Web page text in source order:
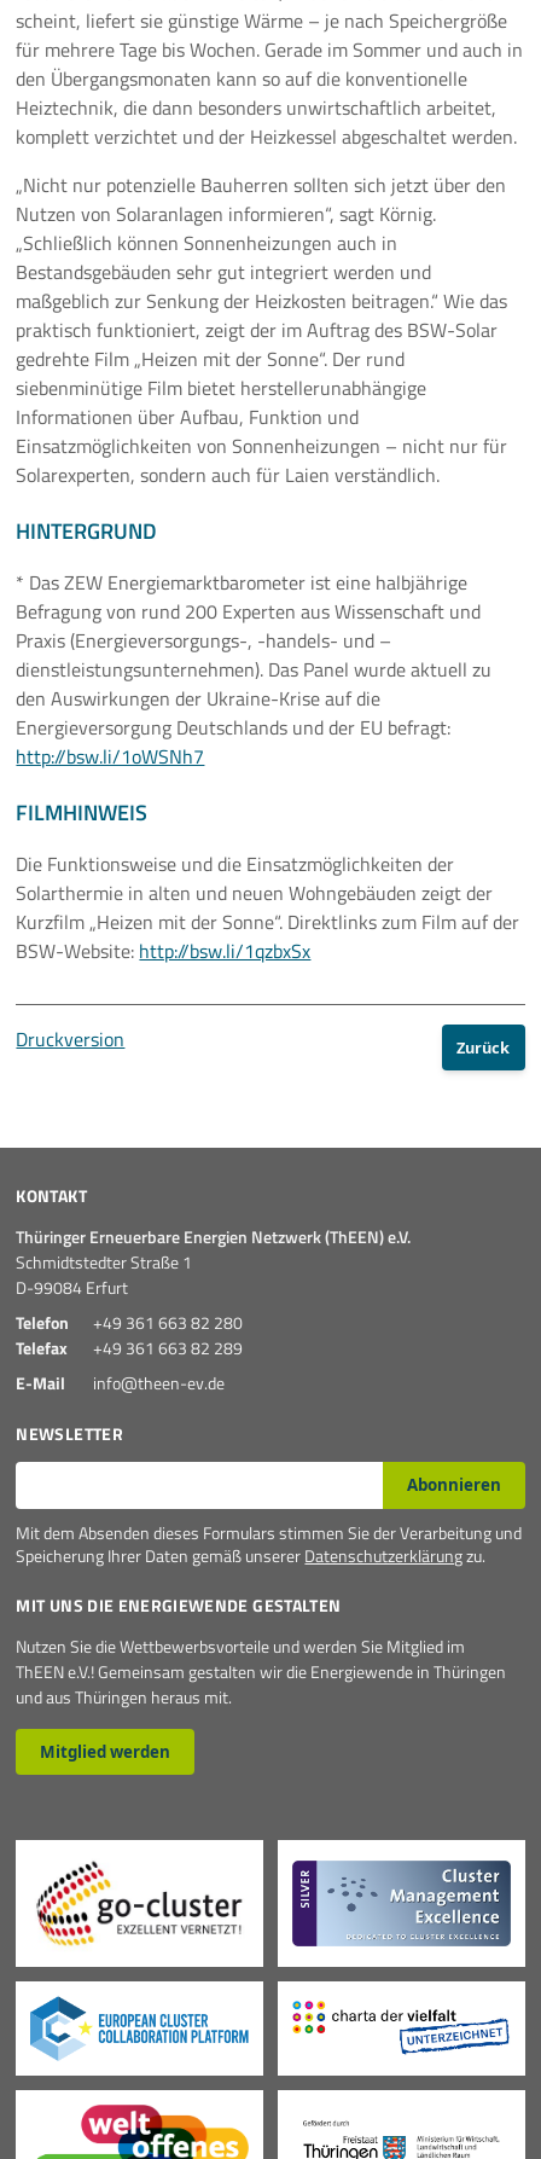
scheint, liefert sie günstige Wärme – je nach Speichergröße
für mehrere Tage bis Wochen. Gerade im Sommer und auch in
den Übergangsmonaten kann so auf die konventionelle
Heiztechnik, die dann besonders unwirtschaftlich arbeitet,
komplett verzichtet und der Heizkessel abgeschaltet werden.
„Nicht nur potenzielle Bauherren sollten sich jetzt über den
Nutzen von Solaranlagen informieren“, sagt Körnig.
„Schließlich können Sonnenheizungen auch in
Bestandsgebäuden sehr gut integriert werden und
maßgeblich zur Senkung der Heizkosten beitragen.“ Wie das
praktisch funktioniert, zeigt der im Auftrag des BSW-Solar
gedrehte Film „Heizen mit der Sonne“. Der rund
siebenminütige Film bietet herstellerunabhängige
Informationen über Aufbau, Funktion und
Einsatzmöglichkeiten von Sonnenheizungen – nicht nur für
Solarexperten, sondern auch für Laien verständlich.
HINTERGRUND
* Das ZEW Energiemarktbarometer ist eine halbjährige
Befragung von rund 200 Experten aus Wissenschaft und
Praxis (Energieversorgungs-, -handels- und –
dienstleistungsunternehmen). Das Panel wurde aktuell zu
den Auswirkungen der Ukraine-Krise auf die
Energieversorgung Deutschlands und der EU befragt:
http://bsw.li/1oWSNh7
FILMHINWEIS
Die Funktionsweise und die Einsatzmöglichkeiten der
Solarthermie in alten und neuen Wohngebäuden zeigt der
Kurzfilm „Heizen mit der Sonne“. Direktlinks zum Film auf der
BSW-Website: http://bsw.li/1qzbxSx
Druckversion Zurück
KONTAKT
Thüringer Erneuerbare Energien Netzwerk (ThEEN) e.V.
Schmidtstedter Straße 1
D-99084 Erfurt
Telefon
+49 361 663 82 280
Telefax
+49 361 663 82 289
E-Mail
info@theen-ev.de
NEWSLETTER
E-Mail* Abonnieren
Mit dem Absenden dieses Formulars stimmen Sie der Verarbeitung und
Speicherung Ihrer Daten gemäß unsererDatenschutzerklärungzu.
MIT UNS DIE ENERGIEWENDE GESTALTEN
Nutzen Sie die Wettbewerbsvorteile und werden Sie Mitglied im
ThEEN e.V.! Gemeinsam gestalten wir die Energiewende in Thüringen
und aus Thüringen heraus mit.
Mitglied werden